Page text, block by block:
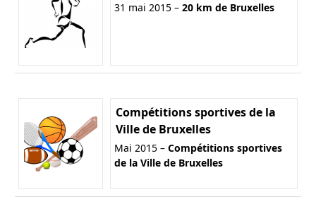
31 mai 2015 – 20 km de Bruxelles
Compétitions sportives de la
Ville de Bruxelles
Mai 2015 – Compétitions sportives
de la Ville de Bruxelles